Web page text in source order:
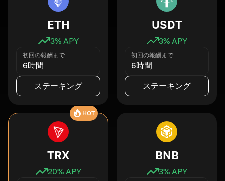
ETH
3% APY
初回の報酬まで
6時間
ステーキング
USDT
3% APY
初回の報酬まで
6時間
ステーキング
HOT
TRX
20% APY
BNB
3% APY